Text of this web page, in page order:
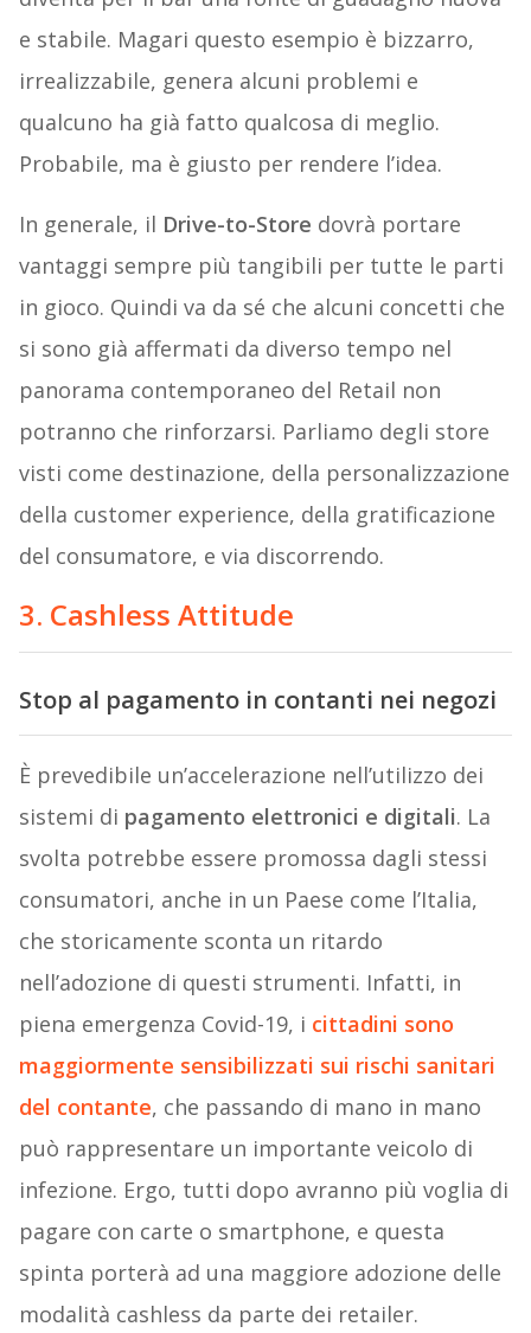
e stabile. Magari questo esempio è bizzarro,
irrealizzabile, genera alcuni problemi e
qualcuno ha già fatto qualcosa di meglio.
Probabile, ma è giusto per rendere l’idea.
In generale, il Drive-to-Store dovrà portare
vantaggi sempre più tangibili per tutte le parti
in gioco. Quindi va da sé che alcuni concetti che
si sono già affermati da diverso tempo nel
panorama contemporaneo del Retail non
potranno che rinforzarsi. Parliamo degli store
visti come destinazione, della personalizzazione
della customer experience, della gratificazione
del consumatore, e via discorrendo.
3. Cashless Attitude
Stop al pagamento in contanti nei negozi
È prevedibile un’accelerazione nell’utilizzo dei
sistemi di pagamento elettronici e digitali. La
svolta potrebbe essere promossa dagli stessi
consumatori, anche in un Paese come l’Italia,
che storicamente sconta un ritardo
nell’adozione di questi strumenti. Infatti, in
piena emergenza Covid-19, i cittadini sono
maggiormente sensibilizzati sui rischi sanitari
del contante, che passando di mano in mano
può rappresentare un importante veicolo di
infezione. Ergo, tutti dopo avranno più voglia di
pagare con carte o smartphone, e questa
spinta porterà ad una maggiore adozione delle
modalità cashless da parte dei retailer.